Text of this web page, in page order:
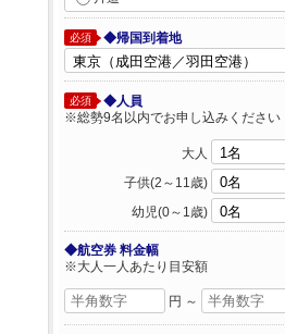
必須 ◆帰国到着地
必須
◆人員
※総勢9名以内でお申し込みください
大人
子供(2～11歳)
幼児(0～1歳)
◆航空券 料金幅
※大人一人あたり目安額
円 ～